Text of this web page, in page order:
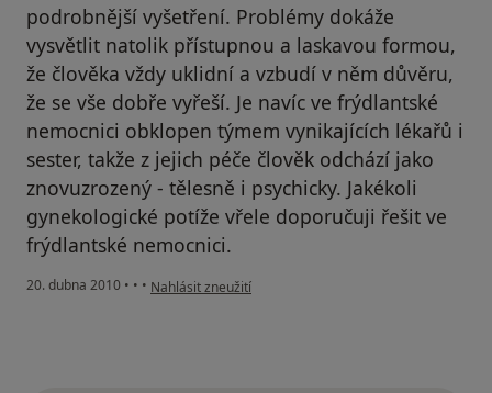
podrobnější vyšetření. Problémy dokáže
vysvětlit natolik přístupnou a laskavou formou,
že člověka vždy uklidní a vzbudí v něm důvěru,
že se vše dobře vyřeší. Je navíc ve frýdlantské
nemocnici obklopen týmem vynikajících lékařů i
sester, takže z jejich péče člověk odchází jako
znovuzrozený - tělesně i psychicky. Jakékoli
gynekologické potíže vřele doporučuji řešit ve
frýdlantské nemocnici.
20. dubna 2010 • • • podle názoru uživatele Váš účet byl odstraněn
Nahlásit zneužití